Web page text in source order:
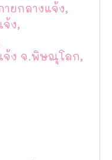
ยกลางแจ้ง,
จ้ง,
จ้ง จ.พิษณุโลก,